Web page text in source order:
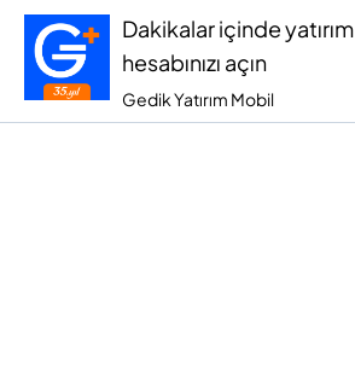
Dakikalar içinde yatırım
hesabınızı açın
Gedik Yatırım Mobil